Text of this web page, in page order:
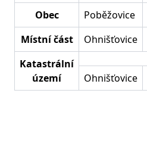
Obec
Poběžovice
Místní část
Ohnišťovice
Katastrální
území
Ohnišťovice